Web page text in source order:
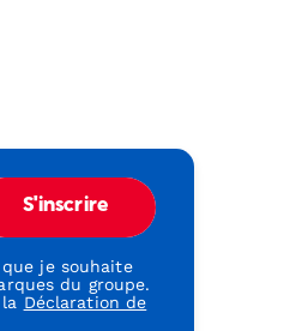
S'inscrire
je souhaite
du groupe.
Déclaration de